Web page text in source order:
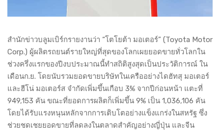
สำนักข่าวบลูมเบิร์กรายงานว่า “โตโยต้า มอเตอร์” (Toyota Motor
Corp.) ผู้ผลิตรถยนต์รายใหญ่ที่สุดของโลกเผยยอดขายทั่วโลกใน
ช่วงครึ่งแรกของปีงบประมาณนี้ทำสถิติสูงสุดเป็นประวัติการณ์ ใน
เดือนก.ย. โดยนับรวมยอดขายบริษัทในเครืออย่างไดฮัทสุ มอเตอร์
และฮีโน่ มอเตอร์ส จำกัดเพิ่มขึ้นเกือบ 3% จากปีก่อนหน้า แตะที่
949,153 คัน ขณะที่ยอดการผลิตก็เพิ่มขึ้น 9% เป็น 1,036,106 คัน
โดยได้รับแรงหนุนหลักจากการเติบโตอย่างแข็งแกร่งในสหรัฐ ซึ่ง
ช่วยชดเชยยอดขายที่ลดลงในตลาดสำคัญอย่างญี่ปุ่น และจีน